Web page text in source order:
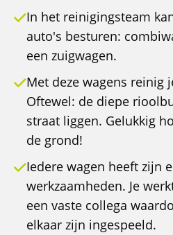
In het reinigingsteam
auto's besturen:
een zuigwagen.
Met deze wagens reinig
Oftewel: de diepe
straat liggen. Gelukkig
de grond!
Iedere wagen heeft zijn
werkzaamheden. Je
een vaste collega
elkaar zijn ingespeeld.